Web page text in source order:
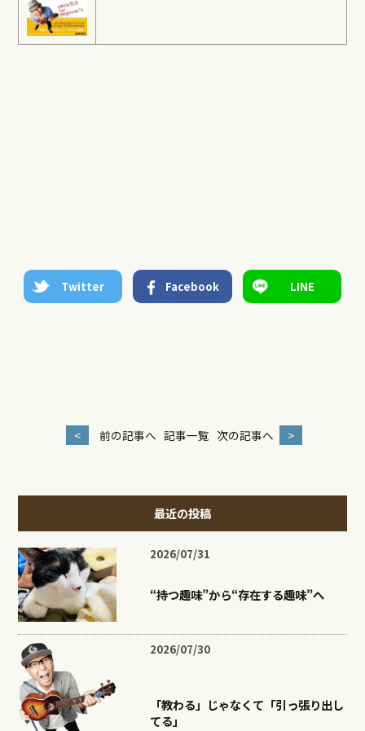
Twitter Facebook LINE
< 前の記事へ 記事一覧 次の記事へ >
最近の投稿
2026/07/31
“持つ趣味”から“存在する趣味”へ
2026/07/30
「教わる」じゃなくて「引っ張り出し
てる」